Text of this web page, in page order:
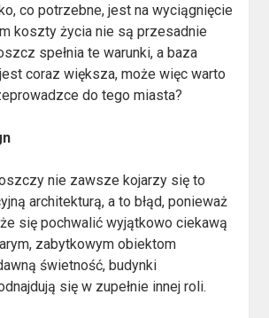
co potrzebne, jest na wyciągnięcie
koszty życia nie są przesadnie
spełnia te warunki, a baza
coraz większa, może więc warto
do tego miasta?
nie zawsze kojarzy się to
architekturą, a to błąd, ponieważ
się pochwalić wyjątkowo ciekawą
zabytkowym obiektom
świetność, budynki
się w zupełnie innej roli.